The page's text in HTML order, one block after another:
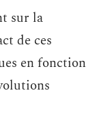
sur la
de ces
en fonction